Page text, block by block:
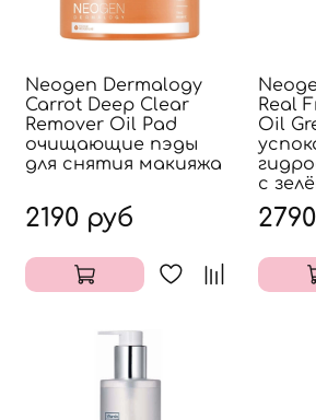
Neogen Dermalogy
Carrot Deep Clear
Remover Oil Pad
очищающие пэды
для снятия макияжа
2190 руб
Real
Oil
с